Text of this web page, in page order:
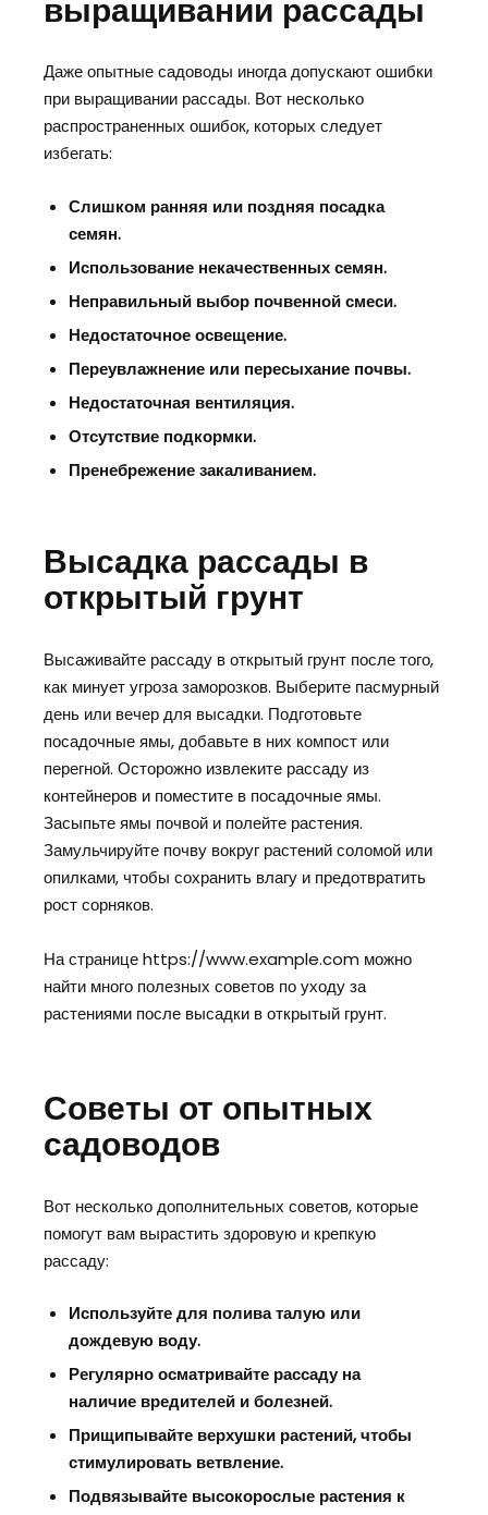
выращивании рассады
Даже опытные садоводы иногда допускают ошибки
при выращивании рассады. Вот несколько
распространенных ошибок, которых следует
избегать:
Слишком ранняя или поздняя посадка
семян.
Использование некачественных семян.
Неправильный выбор почвенной смеси.
Недостаточное освещение.
Переувлажнение или пересыхание почвы.
Недостаточная вентиляция.
Отсутствие подкормки.
Пренебрежение закаливанием.
Высадка рассады в
открытый грунт
Высаживайте рассаду в открытый грунт после того,
как минует угроза заморозков. Выберите пасмурный
день или вечер для высадки. Подготовьте
посадочные ямы, добавьте в них компост или
перегной. Осторожно извлеките рассаду из
контейнеров и поместите в посадочные ямы.
Засыпьте ямы почвой и полейте растения.
Замульчируйте почву вокруг растений соломой или
опилками, чтобы сохранить влагу и предотвратить
рост сорняков.
На странице https://www.example.com можно
найти много полезных советов по уходу за
растениями после высадки в открытый грунт.
Советы от опытных
садоводов
Вот несколько дополнительных советов, которые
помогут вам вырастить здоровую и крепкую
рассаду:
Используйте для полива талую или
дождевую воду.
Регулярно осматривайте рассаду на
наличие вредителей и болезней.
Прищипывайте верхушки растений, чтобы
стимулировать ветвление.
Подвязывайте высокорослые растения к